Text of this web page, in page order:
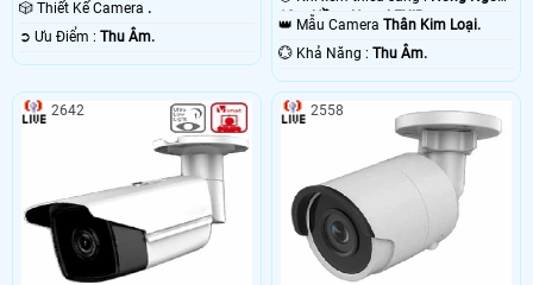
🎲 Thiết Kế Camera .
️➲ Ưu Điểm : Thu Âm.
10m Hồng Ngoại EXIR.
👑 Mẫu CameraThân Kim Loại.
️💮 Khả Năng :Thu Âm.
2642 2558